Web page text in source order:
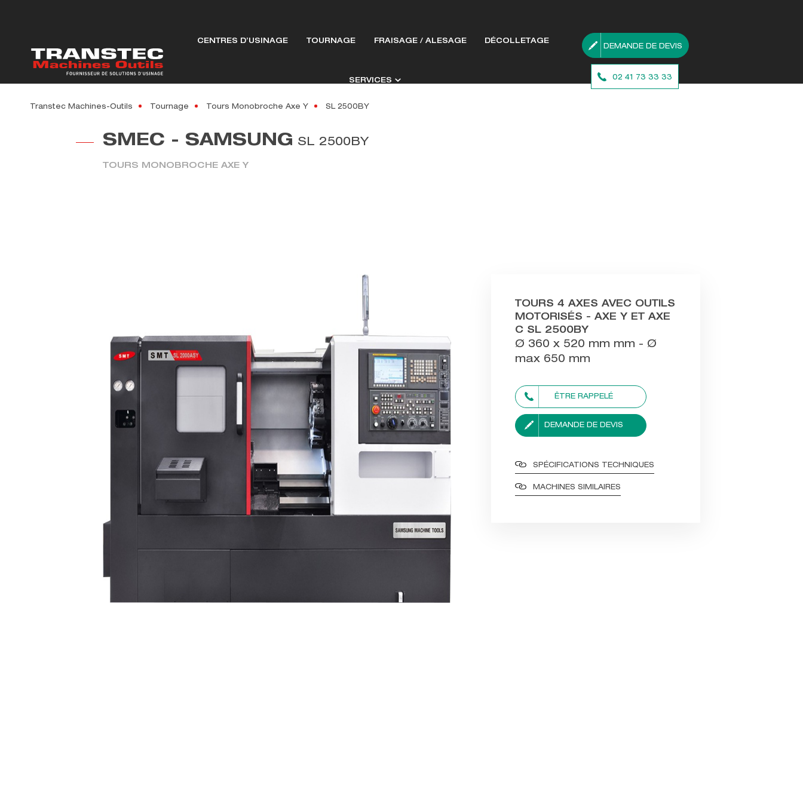
CENTRES D’USINAGE TOURNAGE FRAISAGE / ALESAGE DÉCOLLETAGE
SERVICES
DEMANDE DE DEVIS
02 41 73 33 33
Transtec Machines-Outils Tournage Tours Monobroche Axe Y SL 2500BY
SMEC - SAMSUNG SL 2500BY
TOURS MONOBROCHE AXE Y
TOURS 4 AXES AVEC OUTILS
MOTORISÉS - AXE Y ET AXE
C SL 2500BY
Ø 360 x 520 mm mm - Ø
max 650 mm
ÊTRE RAPPELÉ
DEMANDE DE DEVIS
SPÉCIFICATIONS TECHNIQUES
MACHINES SIMILAIRES